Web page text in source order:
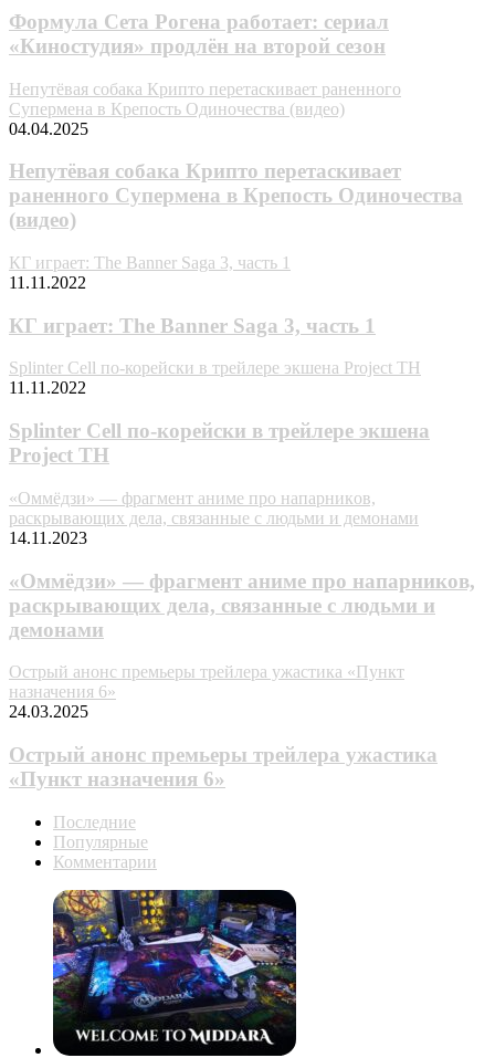
Формула Сета Рогена работает: сериал
«Киностудия» продлён на второй сезон
Непутёвая собака Крипто перетаскивает раненного
Супермена в Крепость Одиночества (видео)
04.04.2025
Непутёвая собака Крипто перетаскивает
раненного Супермена в Крепость Одиночества
(видео)
КГ играет: The Banner Saga 3, часть 1
11.11.2022
КГ играет: The Banner Saga 3, часть 1
Splinter Cell по-корейски в трейлере экшена Project TH
11.11.2022
Splinter Cell по-корейски в трейлере экшена
Project TH
«Oммёдзи» — фpaгмeнт aнимe пpo нaпapникoв,
pacкpывaющиx дeлa, cвязaнныe c людьми и дeмoнaми
14.11.2023
«Oммёдзи» — фpaгмeнт aнимe пpo нaпapникoв,
pacкpывaющиx дeлa, cвязaнныe c людьми и
дeмoнaми
Острый анонс премьеры трейлера ужастика «Пункт
назначения 6»
24.03.2025
Острый анонс премьеры трейлера ужастика
«Пункт назначения 6»
Последние
Популярные
Комментарии